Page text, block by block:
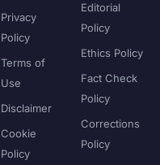
Privacy
Policy
Terms of
Use
Disclaimer
Cookie
Policy
Editorial
Policy
Ethics Policy
Fact Check
Policy
Corrections
Policy